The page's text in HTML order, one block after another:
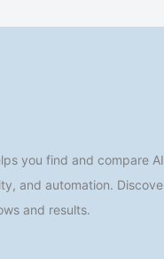
you find and compare
and automation.
and results.